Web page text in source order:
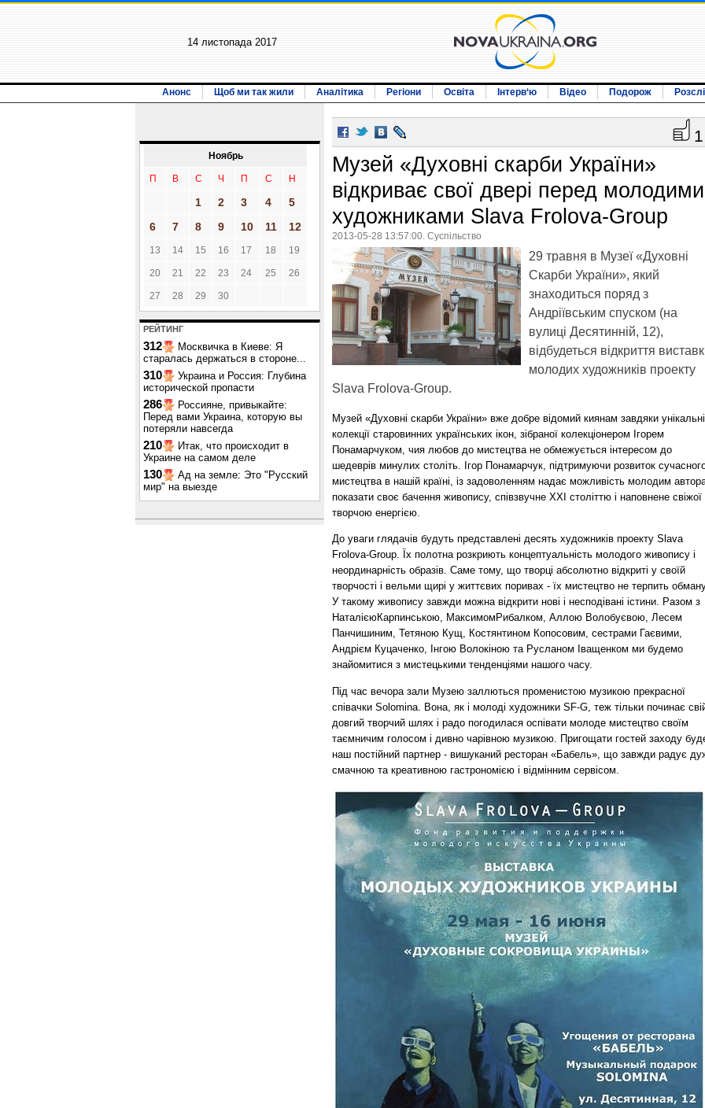
14 листопада 2017
Анонс Щоб ми так жили Аналітика Регіони Освіта Інтерв‘ю Відео Подорож
Ноябрь
П В С Ч П С Н
1 2 3 4
5
6
7 8 9 10 11 12
13 14 15 16 17 18 19
20 21 22 23 24 25 26
27 28 29 30
РЕЙТИНГ
312
Москвичка в Киеве: Я
старалась держаться в стороне...
310
Украина и Россия: Глубина
исторической пропасти
286
Россияне, привыкайте:
Перед вами Украина, которую вы
потеряли навсегда
210
Итак, что происходит в
Украине на самом деле
130
Ад на земле: Это "Русский
мир" на выезде
1
Музей «Духовні скарби України»
відкриває свої двері перед молодими
художниками Slava Frolova-Group
2013-05-28 13:57:00. Суспільство
29 травня в Музеї «Духовні
Скарби України», який
знаходиться поряд з
Андріївським спуском (на
вулиці Десятинній, 12),
відбудеться відкриття
молодих художників проекту
Slava Frolova-Group.
Музей «Духовні скарби України» вже добре відомий киянам завдяки
колекції старовинних українських ікон, зібраної колекціонером Ігорем
Понамарчуком, чия любов до мистецтва не обмежується інтересом до
шедеврів минулих століть. Ігор Понамарчук, підтримуючи розвиток
мистецтва в нашій країні, із задоволенням надає можливість молодим
показати своє бачення живопису, співзвучне ХХІ століттю і наповнене свіжої
творчою енергією.
До уваги глядачів будуть представлені десять художників проекту Slava
Frolova-Group. Їх полотна розкриють концептуальність молодого живопису і
неординарність образів. Саме тому, що творці абсолютно відкриті у своїй
творчості і вельми щирі у життєвих поривах - їх мистецтво не терпить
У такому живопису завжди можна відкрити нові і несподівані істини. Разом з
НаталієюКарпинською, МаксимомРибалком, Аллою Волобуєвою, Лесем
Панчишиним, Тетяною Кущ, Костянтином Копосовим, сестрами Гаєвими,
Андрієм Куцаченко, Інгою Волокіною та Русланом Іващенком ми будемо
знайомитися з мистецькими тенденціями нашого часу.
Під час вечора зали Музею заллються променистою музикою прекрасної
співачки Solomina. Вона, як і молоді художники SF-G, теж тільки починає
довгий творчий шлях і радо погодилася оспівати молоде мистецтво своїм
таємничим голосом і дивно чарівною музикою. Пригощати гостей заходу
наш постійний партнер - вишуканий ресторан «Бабель», що завжди радує
смачною та креативною гастрономією і відмінним сервісом.